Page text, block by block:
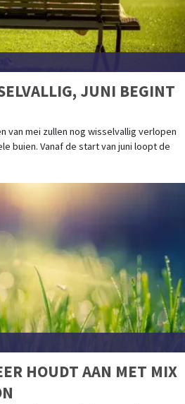
JUNI BEGINT
van mei zullen nog wisselvallig verlopen
buien. Vanaf de start van juni loopt de
HOUDT AAN MET MIX